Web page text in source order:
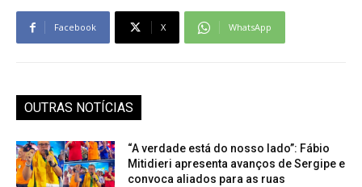
Facebook X WhatsApp
OUTRAS NOTÍCIAS
“A verdade está do nosso lado”: Fábio
Mitidieri apresenta avanços de Sergipe e
convoca aliados para as ruas